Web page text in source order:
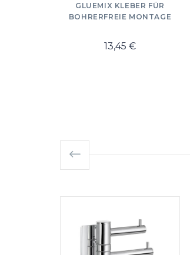
GLUEMIX KLEBER FÜR
BOHRERFREIE MONTAGE
13,45 €